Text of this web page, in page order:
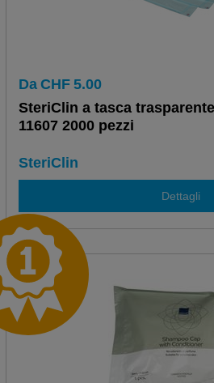
Da CHF 5.00
SteriClin a tasca
11607 2000 pezzi
SteriClin
Dettagli